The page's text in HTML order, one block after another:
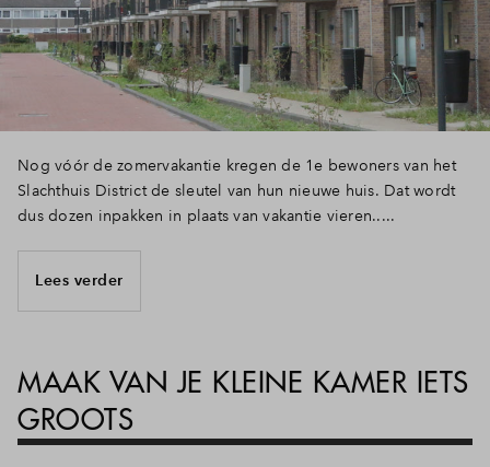
Nog vóór de zomervakantie kregen de 1e bewoners van het
Slachthuis District de sleutel van hun nieuwe huis. Dat wordt
dus dozen inpakken in plaats van vakantie vieren.....
Lees verder
MAAK VAN JE KLEINE KAMER IETS
GROOTS